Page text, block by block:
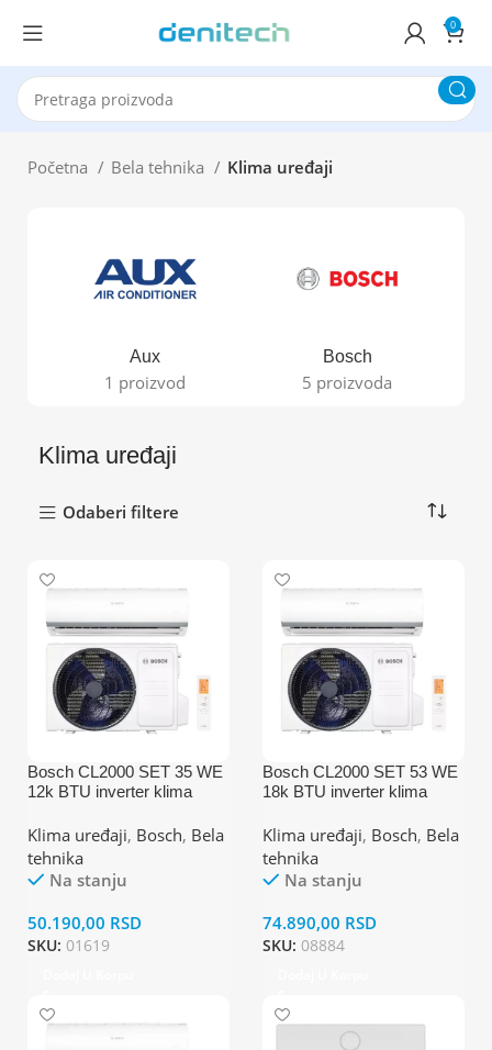
0
Početna Bela tehnika Klima uređaji
Aux
1 proizvod
Bosch
5 proizvoda
Klima uređaji
Odaberi filtere
Bosch CL2000 SET 35 WE
12k BTU inverter klima
Klima uređaji, Bosch, Bela
tehnika
Na stanju
50.190,00 RSD
SKU: 01619
Bosch CL2000 SET 53 WE
18k BTU inverter klima
Klima uređaji, Bosch, Bela
tehnika
Na stanju
74.890,00 RSD
SKU: 08884